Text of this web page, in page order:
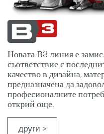
Новата В3 линия е
съответствие с
качество в дизайна,
предназначена да
професионалните
открий още.
други >